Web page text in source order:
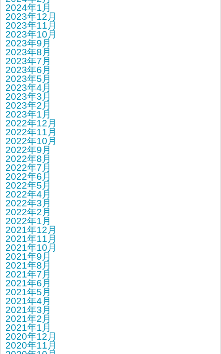
2024年1月
2023年12月
2023年11月
2023年10月
2023年9月
2023年8月
2023年7月
2023年6月
2023年5月
2023年4月
2023年3月
2023年2月
2023年1月
2022年12月
2022年11月
2022年10月
2022年9月
2022年8月
2022年7月
2022年6月
2022年5月
2022年4月
2022年3月
2022年2月
2022年1月
2021年12月
2021年11月
2021年10月
2021年9月
2021年8月
2021年7月
2021年6月
2021年5月
2021年4月
2021年3月
2021年2月
2021年1月
2020年12月
2020年11月